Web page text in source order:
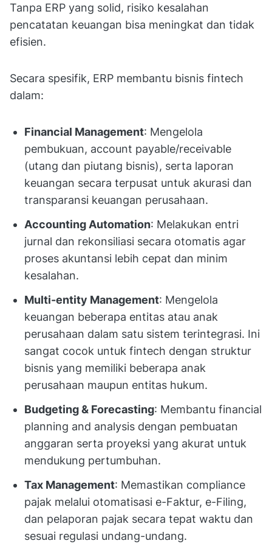
Tanpa ERP yang solid, risiko kesalahan
pencatatan keuangan bisa meningkat dan tidak
efisien.
Secara spesifik, ERP membantu bisnis fintech
dalam:
Financial Management: Mengelola
pembukuan, account payable/receivable
(utang dan piutang bisnis), serta laporan
keuangan secara terpusat untuk akurasi dan
transparansi keuangan perusahaan.
Accounting Automation: Melakukan entri
jurnal dan rekonsiliasi secara otomatis agar
proses akuntansi lebih cepat dan minim
kesalahan.
Multi-entity Management: Mengelola
keuangan beberapa entitas atau anak
perusahaan dalam satu sistem terintegrasi. Ini
sangat cocok untuk fintech dengan struktur
bisnis yang memiliki beberapa anak
perusahaan maupun entitas hukum.
Budgeting & Forecasting: Membantu financial
planning and analysis dengan pembuatan
anggaran serta proyeksi yang akurat untuk
mendukung pertumbuhan.
Tax Management: Memastikan compliance
pajak melalui otomatisasi e-Faktur, e-Filing,
dan pelaporan pajak secara tepat waktu dan
sesuai regulasi undang-undang.